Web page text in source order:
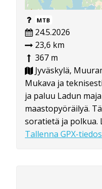
MTB
24.5.2026
23,6 km
367 m
Jyväskylä,
Mukava ja
ja paluu Ladun
maastopyöräilyä.
soratietä ja polkua.
Tallenna GPX-